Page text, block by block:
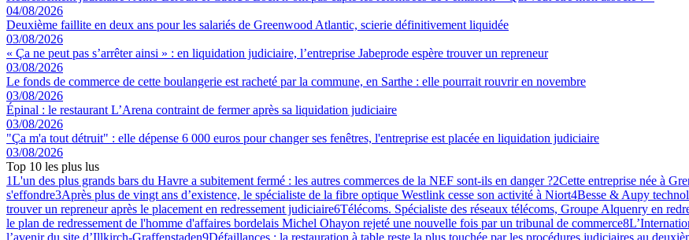
04/08/2026
Deuxième faillite en deux ans pour les salariés de Greenwood Atlantic, scierie définitivement liquidée
03/08/2026
« Ça ne peut pas s’arrêter ainsi » : en liquidation judiciaire, l’entreprise Jabeprode espère trouver un repreneur
03/08/2026
Le fonds de commerce de cette boulangerie est racheté par la commune, en Sarthe : elle pourrait rouvrir en novembre
03/08/2026
Épinal : le restaurant L’Arena contraint de fermer après sa liquidation judiciaire
03/08/2026
"Ça m'a tout détruit" : elle dépense 6 000 euros pour changer ses fenêtres, l'entreprise est placée en liquidation judiciaire
03/08/2026
Top 10 les plus lus
1L'un des plus grands bars du Havre a subitement fermé : les autres commerces de la NEF sont-ils en danger ?2Cette entreprise née à
s'effondre3Après plus de vingt ans d’existence, le spécialiste de la fibre optique Westlink cesse son activité à Niort4Besse & Aupy
trouver un repreneur après le placement en redressement judiciaire6Télécoms. Spécialiste des réseaux télécoms, Groupe Alquenry en
le plan de redressement de l'homme d'affaires bordelais Michel Ohayon rejeté une nouvelle fois par un tribunal de commerce8
l’avenir du site d’Illkirch-Graffenstaden9Défaillances : la restauration à table reste la plus touchée par les procédures judiciaires au